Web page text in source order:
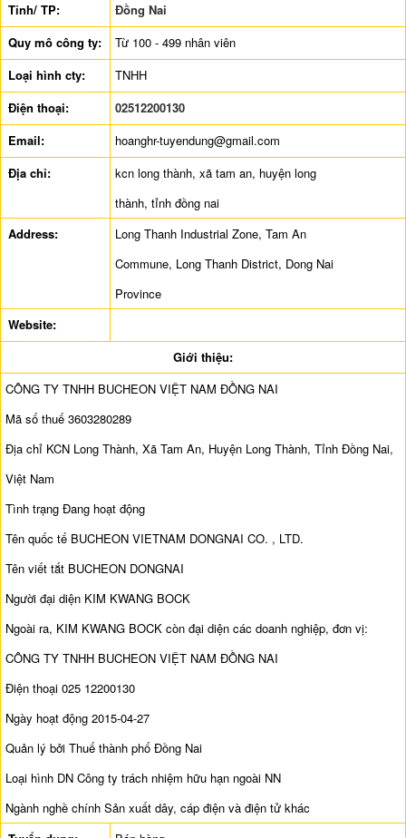
Tỉnh/ TP:
Đồng Nai
Quy mô công ty:
Từ 100 - 499 nhân viên
Loại hình cty:
TNHH
Điện thoại:
02512200130
Email:
hoanghr-tuyendung@gmail.com
Địa chỉ:
kcn long thành, xã tam an, huyện long
thành, tỉnh đồng nai
Address:
Long Thanh Industrial Zone, Tam An
Commune, Long Thanh District, Dong Nai
Province
Website:
Giới thiệu:
CÔNG TY TNHH BUCHEON VIỆT NAM ĐỒNG NAI
Mã số thuế 3603280289
Địa chỉ KCN Long Thành, Xã Tam An, Huyện Long Thành, Tỉnh Đồng Nai,
Việt Nam
Tình trạng Đang hoạt động
Tên quốc tế BUCHEON VIETNAM DONGNAI CO. , LTD.
Tên viết tắt BUCHEON DONGNAI
Người đại diện KIM KWANG BOCK
Ngoài ra, KIM KWANG BOCK còn đại diện các doanh nghiệp, đơn vị:
CÔNG TY TNHH BUCHEON VIỆT NAM ĐỒNG NAI
Điện thoại 025 12200130
Ngày hoạt động 2015-04-27
Quản lý bởi Thuế thành phố Đồng Nai
Loại hình DN Công ty trách nhiệm hữu hạn ngoài NN
Ngành nghề chính Sản xuất dây, cáp điện và điện tử khác